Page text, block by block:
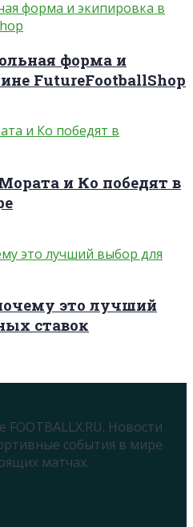
форма и
FutureFootballShop
и Ко победят в
это лучший
ставок
Новости
события в мире
матчах.